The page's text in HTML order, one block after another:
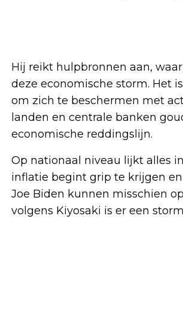
Hij reikt hulpbronnen aan,
deze economische storm. Het
om zich te beschermen met
landen en centrale banken
economische reddingslijn.
Op nationaal niveau lijkt alles
inflatie begint grip te krijgen
Joe Biden kunnen misschien
volgens Kiyosaki is er een